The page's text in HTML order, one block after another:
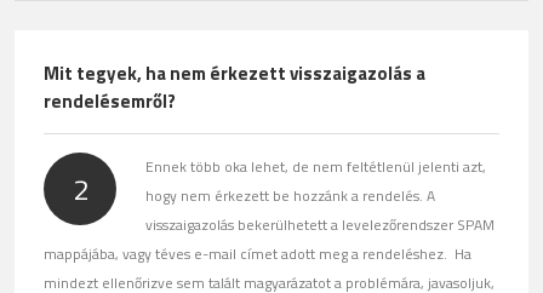
Mit tegyek, ha nem érkezett visszaigazolás a
rendelésemről?
2
Ennek több oka lehet, de nem feltétlenül jelenti azt,
hogy nem érkezett be hozzánk a rendelés. A
visszaigazolás bekerülhetett a levelezőrendszer SPAM
mappájába, vagy téves e-mail címet adott meg a rendeléshez. Ha
mindezt ellenőrizve sem talált magyarázatot a problémára, javasoljuk,